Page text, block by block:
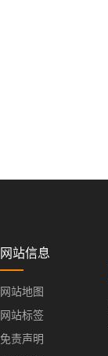
网站信息
网站地图
网站标签
免责声明